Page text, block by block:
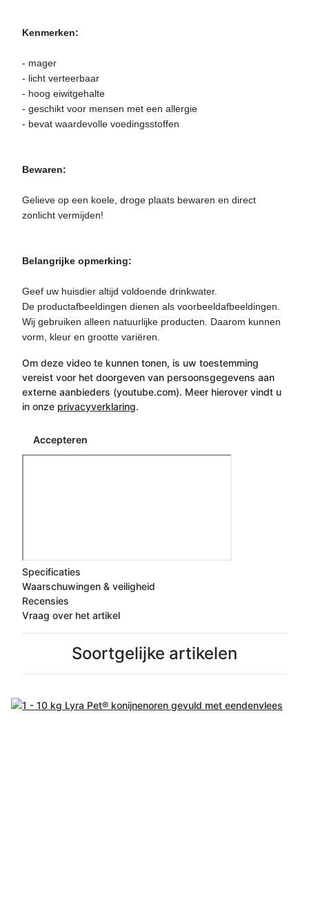
Kenmerken:
- mager
- licht verteerbaar
- hoog eiwitgehalte
- geschikt voor mensen met een allergie
- bevat waardevolle voedingsstoffen
Bewaren:
Gelieve op een koele, droge plaats bewaren en direct
zonlicht vermijden!
Belangrijke opmerking:
Geef uw huisdier altijd voldoende drinkwater.
De productafbeeldingen dienen als voorbeeldafbeeldingen.
Wij gebruiken alleen natuurlijke producten. Daarom kunnen
vorm, kleur en grootte variëren.
Om deze video te kunnen tonen, is uw toestemming
vereist voor het doorgeven van persoonsgegevens aan
externe aanbieders (youtube.com). Meer hierover vindt u
in onze privacyverklaring.
Accepteren
Specificaties
Waarschuwingen & veiligheid
Recensies
Vraag over het artikel
Soortgelijke artikelen